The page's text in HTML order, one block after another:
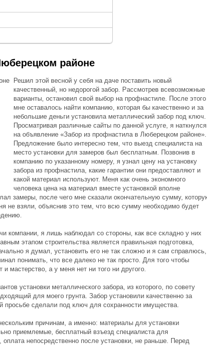
районе
Решил этой весной у себя на даче поставить новый
качественный, но недорогой забор. Рассмотрев всевозможные
варианты, остановил свой выбор на профнастиле. После этого
мне оставалось найти компанию, которая бы качественно и за
небольшие деньги установила металлический забор под ключ.
Просматривая различные сайты по данной услуге, я наткнулся
на объявление «Забор из профнастила в Люберецком районе».
Предложение было интересно тем, что выезд специалиста на
место установки для замеров был бесплатным. Позвонив в
компанию по указанному номеру, я узнал цену на установку
забора из профнастила, какие гарантии они предоставляют и
какой материал используют. Меня как очень экономного
человека цена на материал вместе установкой вполне
замеры, после чего мне сказали окончательную сумму,
не взяли, объяснив это тем, что всю сумму необходимо будет
компании, я лишь наблюдал со стороны, как все складно у них
этапом строительства является правильная подготовка,
я думал, установить его не так сложно и я сам справлюсь,
понимать, что все далеко не так просто. Для того чтобы
мастерство, а у меня нет ни того ни другого.
установки металлического забора, из которого, по совету
для моего грунта. Забор установили качественно за
просьбе сделали под ключ для сохранности имущества.
причинам, а именно: материалы для установки
приемлемые, бесплатный взъезд специалиста для
непосредственно после установки, не раньше. Перед